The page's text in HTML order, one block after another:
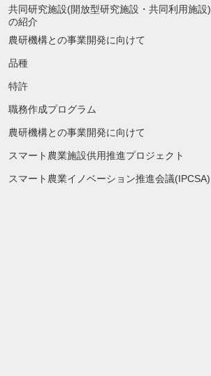
共同研究施設(開放型研究施設・共同利用施設)
の紹介
農研機構との事業開発に向けて
品種
特許
職務作成プログラム
農研機構との事業開発に向けて
スマート農業施設供用推進プロジェクト
スマート農業イノベーション推進会議(IPCSA)